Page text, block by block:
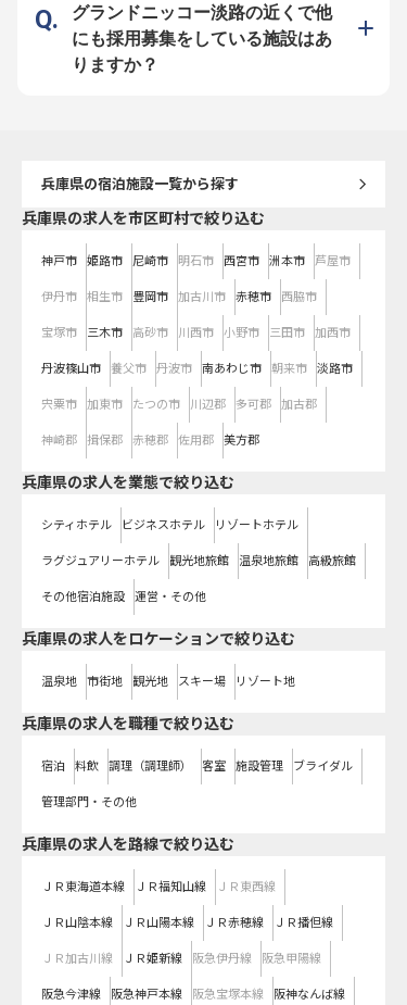
カーリース制度（70%補助）など移
動面もサポート！ 社内施設での飲
食半額補助やまかない制度、企業内
保育園も完備しており、ワークライ
フバランスを大切にしながら働けま
す！ 資格取得支援制度もあるの
これまでのご経験やスキルを正当に
評価いたします。 年間休日123日や
寮・社宅完備、企業内保育園など、
充実した福利厚生で安心して長く働
ていた
格取得支
グランドニッコー淡路の近くで他
にも採用募集をしている施設はあ
りますか？
兵庫県の宿泊施設一覧から探す
兵庫県の求人を市区町村で絞り込む
神戸市 姫路市 尼崎市 明石市 西宮市 洲本市 芦屋市
伊丹市 相生市 豊岡市 加古川市 赤穂市 西脇市
宝塚市 三木市 高砂市 川西市 小野市 三田市 加西市
丹波篠山市 養父市 丹波市 南あわじ市 朝来市 淡路市
宍粟市 加東市 たつの市 川辺郡 多可郡 加古郡
神崎郡 揖保郡 赤穂郡 佐用郡 美方郡
兵庫県の求人を業態で絞り込む
シティホテル ビジネスホテル リゾートホテル
ラグジュアリーホテル 観光地旅館 温泉地旅館 高級旅館
その他宿泊施設 運営・その他
兵庫県の求人をロケーションで絞り込む
温泉地 市街地 観光地 スキー場 リゾート地
兵庫県の求人を職種で絞り込む
宿泊 料飲 調理（調理師） 客室 施設管理 ブライダル
管理部門・その他
兵庫県の求人を路線で絞り込む
ＪＲ東海道本線 ＪＲ福知山線 ＪＲ東西線
ＪＲ山陰本線 ＪＲ山陽本線 ＪＲ赤穂線 ＪＲ播但線
ＪＲ加古川線 ＪＲ姫新線 阪急伊丹線 阪急甲陽線
阪急今津線 阪急神戸本線 阪急宝塚本線 阪神なんば線